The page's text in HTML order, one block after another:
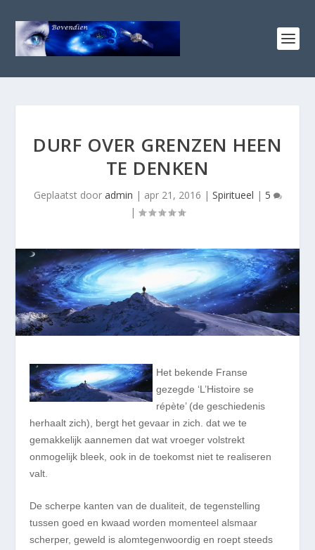
DURF OVER GRENZEN HEEN
TE DENKEN
Geplaatst door admin | apr 21, 2016 | Spiritueel | 5
|
Het bekende Franse
gezegde ‘L’Histoire se
répète’ (de geschiedenis
herhaalt zich), bergt het gevaar in zich. dat we te
gemakkelijk aannemen dat wat vroeger volstrekt
onmogelijk bleek, ook in de toekomst niet te realiseren
valt.
De scherpe kanten van de dualiteit, de tegenstelling
tussen goed en kwaad worden momenteel alsmaar
scherper, geweld is alomtegenwoordig en roept steeds